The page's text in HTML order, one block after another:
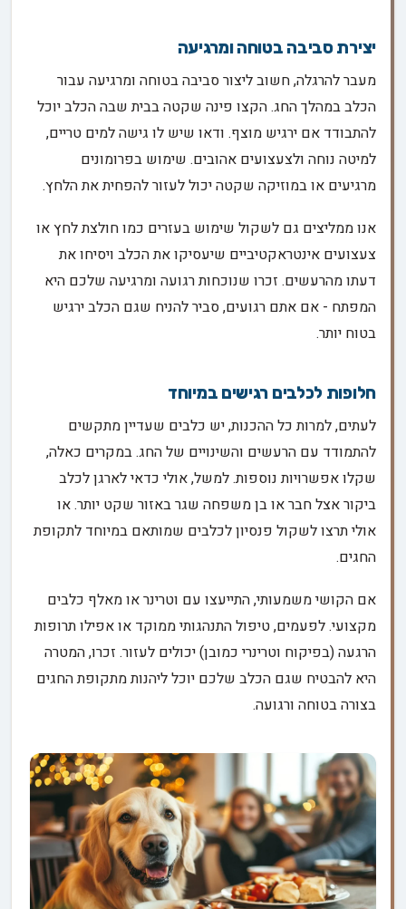
יצירת סביבה בטוחה ומרגיעה
מעבר להרגלה, חשוב ליצור סביבה בטוחה ומרגיעה עבור
הכלב במהלך החג. הקצו פינה שקטה בבית שבה הכלב יוכל
להתבודד אם ירגיש מוצף. ודאו שיש לו גישה למים טריים,
למיטה נוחה ולצעצועים אהובים. שימוש בפרומונים
מרגיעים או במוזיקה שקטה יכול לעזור להפחית את הלחץ.
אנו ממליצים גם לשקול שימוש בעזרים כמו חולצת לחץ או
צעצועים אינטראקטיביים שיעסיקו את הכלב ויסיחו את
דעתו מהרעשים. זכרו שנוכחות רגועה ומרגיעה שלכם היא
המפתח - אם אתם רגועים, סביר להניח שגם הכלב ירגיש
בטוח יותר.
חלופות לכלבים רגישים במיוחד
לעתים, למרות כל ההכנות, יש כלבים שעדיין מתקשים
להתמודד עם הרעשים והשינויים של החג. במקרים כאלה,
שקלו אפשרויות נוספות. למשל, אולי כדאי לארגן לכלב
ביקור אצל חבר או בן משפחה שגר באזור שקט יותר. או
אולי תרצו לשקול פנסיון לכלבים שמותאם במיוחד לתקופת
החגים.
אם הקושי משמעותי, התייעצו עם וטרינר או מאלף כלבים
מקצועי. לפעמים, טיפול התנהגותי ממוקד או אפילו תרופות
הרגעה (בפיקוח וטרינרי כמובן) יכולים לעזור. זכרו, המטרה
היא להבטיח שגם הכלב שלכם יוכל ליהנות מתקופת החגים
בצורה בטוחה ורגועה.